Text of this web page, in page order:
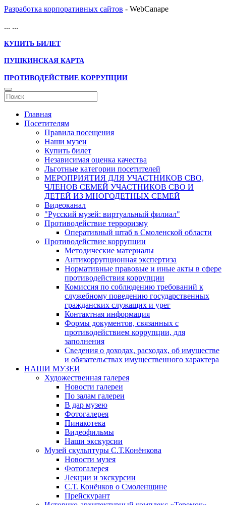
Разработка корпоративных сайтов - WebCanape
... ...
КУПИТЬ БИЛЕТ
ПУШКИНСКАЯ КАРТА
ПРОТИВОДЕЙСТВИЕ КОРРУПЦИИ
Главная
Посетителям
Правила посещения
Наши музеи
Купить билет
Независимая оценка качества
Льготные категории посетителей
МЕРОПРИЯТИЯ ДЛЯ УЧАСТНИКОВ СВО,
ЧЛЕНОВ СЕМЕЙ УЧАСТНИКОВ СВО И
ДЕТЕЙ ИЗ МНОГОДЕТНЫХ СЕМЕЙ
Видеоканал
"Русский музей: виртуальный филиал"
Противодействие терроризму
Оперативный штаб в Смоленской области
Противодействие коррупции
Методические материалы
Антикоррупционная экспертиза
Нормативные правовые и иные акты в сфере
противодействия коррупции
Комиссия по соблюдению требований к
служебному поведению государственных
гражданских служащих и урег
Контактная информация
Формы документов, связанных с
противодействием коррупции, для
заполнения
Сведения о доходах, расходах, об имуществе
и обязательствах имущественного характера
НАШИ МУЗЕИ
Художественная галерея
Новости галереи
По залам галереи
В дар музею
Фотогалерея
Пинакотека
Видеофильмы
Наши экскурсии
Музей скульптуры С.Т.Конёнкова
Новости музея
Фотогалерея
Лекции и экскурсии
С.Т. Конёнков о Смоленщине
Прейскурант